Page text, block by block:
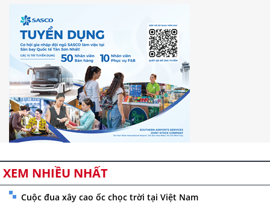
XEM NHIỀU NHẤT
Cuộc đua xây cao ốc chọc trời tại Việt Nam